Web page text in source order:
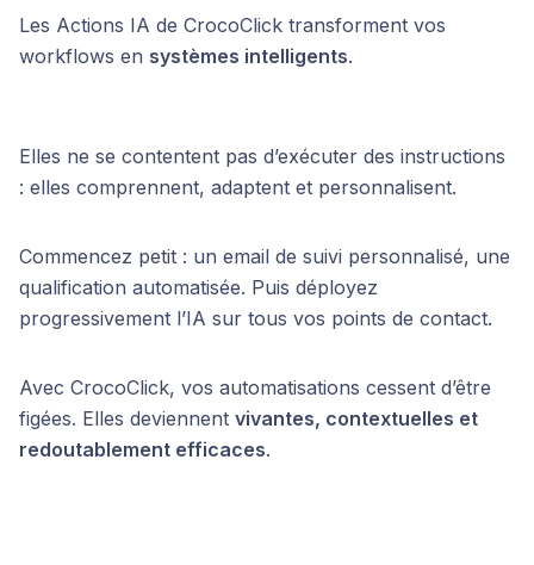
Les Actions IA de CrocoClick transforment vos
workflows en systèmes intelligents.
Elles ne se contentent pas d’exécuter des instructions
: elles comprennent, adaptent et personnalisent.
Commencez petit : un email de suivi personnalisé, une
qualification automatisée. Puis déployez
progressivement l’IA sur tous vos points de contact.
Avec CrocoClick, vos automatisations cessent d’être
figées. Elles deviennent vivantes, contextuelles et
redoutablement efficaces.